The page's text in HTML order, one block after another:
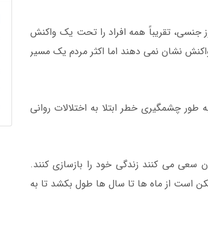
تقریباً همه افراد را تحت یک واکنش
نشان نمی دهند اما اکثر مردم یک مسیر
طور چشمگیری خطر ابتلا به اختلالات روانی
سعی می کنند زندگی خود را بازسازی کنند.
است از ماه ها تا سال ها طول بکشد تا به